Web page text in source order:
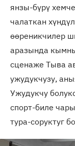
янзы-бүрү
чалаткан
өөреникчилер
аразында
сценаже Тыва
ужудукчузу,
Ужудукчу
спорт-биле
тура-соруктуг